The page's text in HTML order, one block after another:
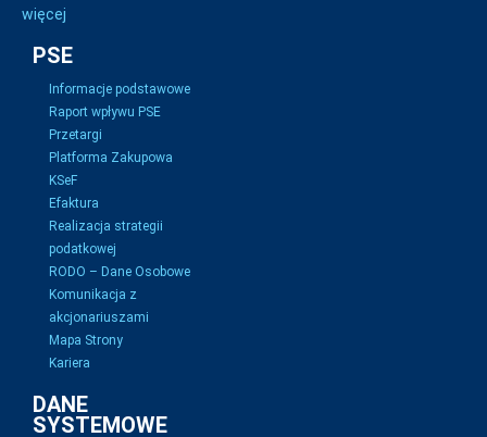
więcej
PSE
Informacje podstawowe
Raport wpływu PSE
Przetargi
Platforma Zakupowa
KSeF
Efaktura
Realizacja strategii
podatkowej
RODO – Dane Osobowe
Komunikacja z
akcjonariuszami
Mapa Strony
Kariera
DANE
SYSTEMOWE